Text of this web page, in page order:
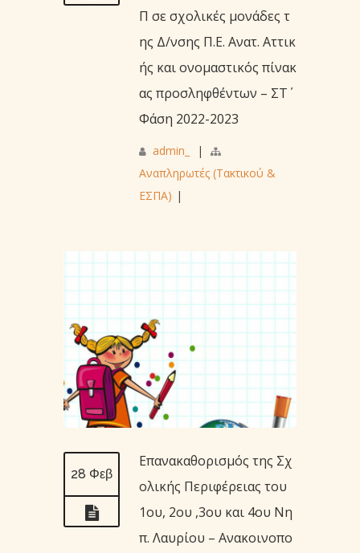
Π σε σχολικές μονάδες τ
ης Δ/νσης Π.Ε. Ανατ. Αττικ
ής και ονομαστικός πίνακ
ας προσληφθέντων – ΣΤ΄
Φάση 2022-2023
admin_
|
Αναπληρωτές (Τακτικού &
ΕΣΠΑ) |
28 Φεβ
Επανακαθορισμός της Σχ
ολικής Περιφέρειας του
1ου, 2ου ,3ου και 4ου Νη
π. Λαυρίου – Ανακοινοπο